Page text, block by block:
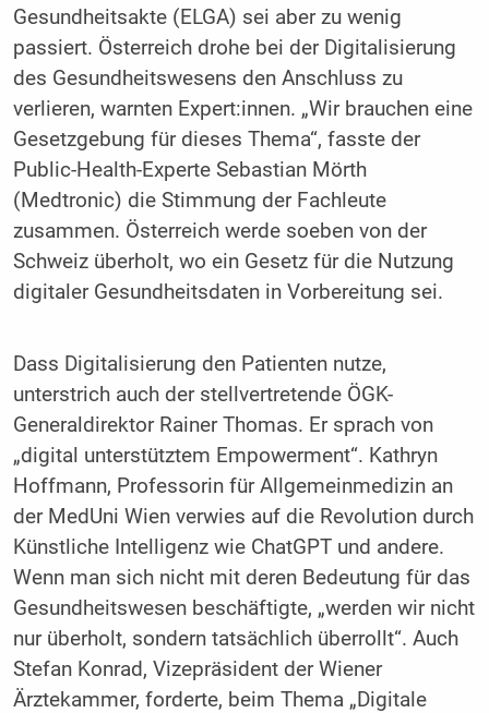
Gesundheitsakte (ELGA) sei aber zu wenig
passiert. Österreich drohe bei der Digitalisierung
des Gesundheitswesens den Anschluss zu
verlieren, warnten Expert:innen. „Wir brauchen eine
Gesetzgebung für dieses Thema“, fasste der
Public-Health-Experte Sebastian Mörth
(Medtronic) die Stimmung der Fachleute
zusammen. Österreich werde soeben von der
Schweiz überholt, wo ein Gesetz für die Nutzung
digitaler Gesundheitsdaten in Vorbereitung sei.
Dass Digitalisierung den Patienten nutze,
unterstrich auch der stellvertretende ÖGK-
Generaldirektor Rainer Thomas. Er sprach von
„digital unterstütztem Empowerment“. Kathryn
Hoffmann, Professorin für Allgemeinmedizin an
der MedUni Wien verwies auf die Revolution durch
Künstliche Intelligenz wie ChatGPT und andere.
Wenn man sich nicht mit deren Bedeutung für das
Gesundheitswesen beschäftigte, „werden wir nicht
nur überholt, sondern tatsächlich überrollt“. Auch
Stefan Konrad, Vizepräsident der Wiener
Ärztekammer, forderte, beim Thema „Digitale